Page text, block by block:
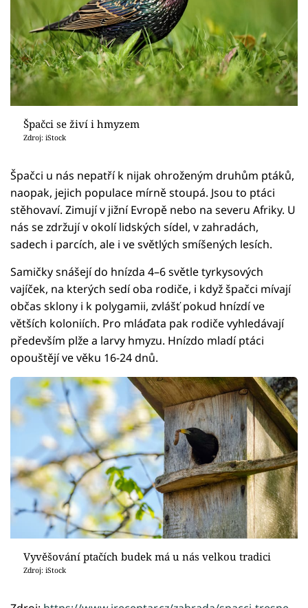
Špačci se živí i hmyzem
Zdroj: iStock
Špačci u nás nepatří k nijak ohroženým druhům ptáků,
naopak, jejich populace mírně stoupá. Jsou to ptáci
stěhovaví. Zimují v jižní Evropě nebo na severu Afriky. U
nás se zdržují v okolí lidských sídel, v zahradách,
sadech i parcích, ale i ve světlých smíšených lesích.
Samičky snášejí do hnízda 4–6 světle tyrkysových
vajíček, na kterých sedí oba rodiče, i když špačci mívají
občas sklony i k polygamii, zvlášť pokud hnízdí ve
větších koloniích. Pro mláďata pak rodiče vyhledávají
především plže a larvy hmyzu. Hnízdo mladí ptáci
opouštějí ve věku 16-24 dnů.
Vyvěšování ptačích budek má u nás velkou tradici
Zdroj: iStock